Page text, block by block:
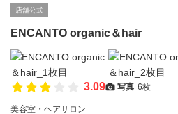
店舗公式
ENCANTO organic＆hair
3.09 写真 6枚
美容室・ヘアサロン